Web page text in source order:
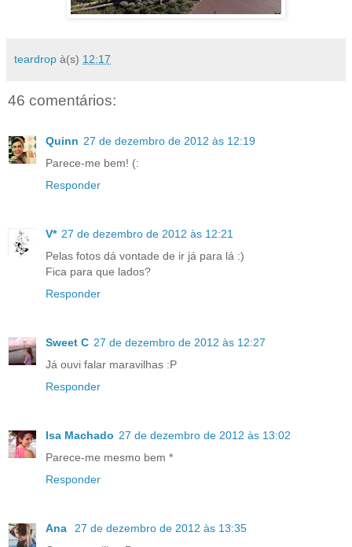
teardrop à(s) 12:17
46 comentários:
Quinn 27 de dezembro de 2012 às 12:19
Parece-me bem! (:
Responder
V* 27 de dezembro de 2012 às 12:21
Pelas fotos dá vontade de ir já para lá :)
Fica para que lados?
Responder
Sweet C 27 de dezembro de 2012 às 12:27
Já ouvi falar maravilhas :P
Responder
Isa Machado 27 de dezembro de 2012 às 13:02
Parece-me mesmo bem *
Responder
Ana
27 de dezembro de 2012 às 13:35